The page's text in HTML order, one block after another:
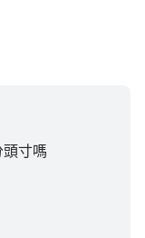
寸嗎